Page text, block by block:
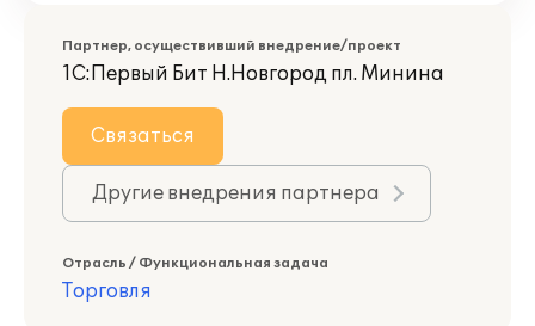
Партнер, осуществивший внедрение/проект
1С:Первый Бит Н.Новгород пл. Минина
Связаться
Другие внедрения партнера
Отрасль / Функциональная задача
Торговля